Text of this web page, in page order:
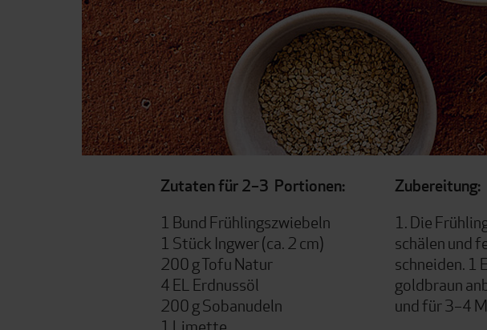
Zutaten für 2–3 Portionen:
1 Bund Frühlingszwiebeln
1 Stück Ingwer (ca. 2 cm)
200 g Tofu Natur
4 EL Erdnussöl
200 g Sobanudeln
Zubereitung:
1. Die
schälen und
schneiden. 1
goldbraun
und für 3–4